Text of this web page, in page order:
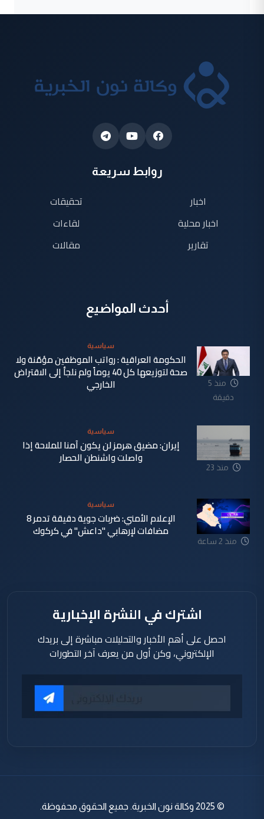
روابط سريعة
اخبار
اخبار محلية
تقارير
تحقيقات
لقاءات
مقالات
أحدث المواضيع
منذ 5
دقيقة
سياسية
الحكومة العراقية : رواتب الموظفين مؤمّنة ولا
صحة لتوزيعها كل 40 يوماً ولم نلجأ إلى الاقتراض
الخارجي
منذ 23
سياسية
إيران: مضيق هرمز لن يكون آمنا للملاحة إذا
واصلت واشنطن الحصار
منذ 2 ساعة
سياسية
الإعلام الأمني: ضربات جوية دقيقة تدمر 8
مضافات لإرهابي "داعش" في كركوك
اشترك في النشرة الإخبارية
احصل على أهم الأخبار والتحليلات مباشرة إلى بريدك
الإلكتروني، وكن أول من يعرف آخر التطورات
© 2025 وكالة نون الخبرية. جميع الحقوق محفوظة.